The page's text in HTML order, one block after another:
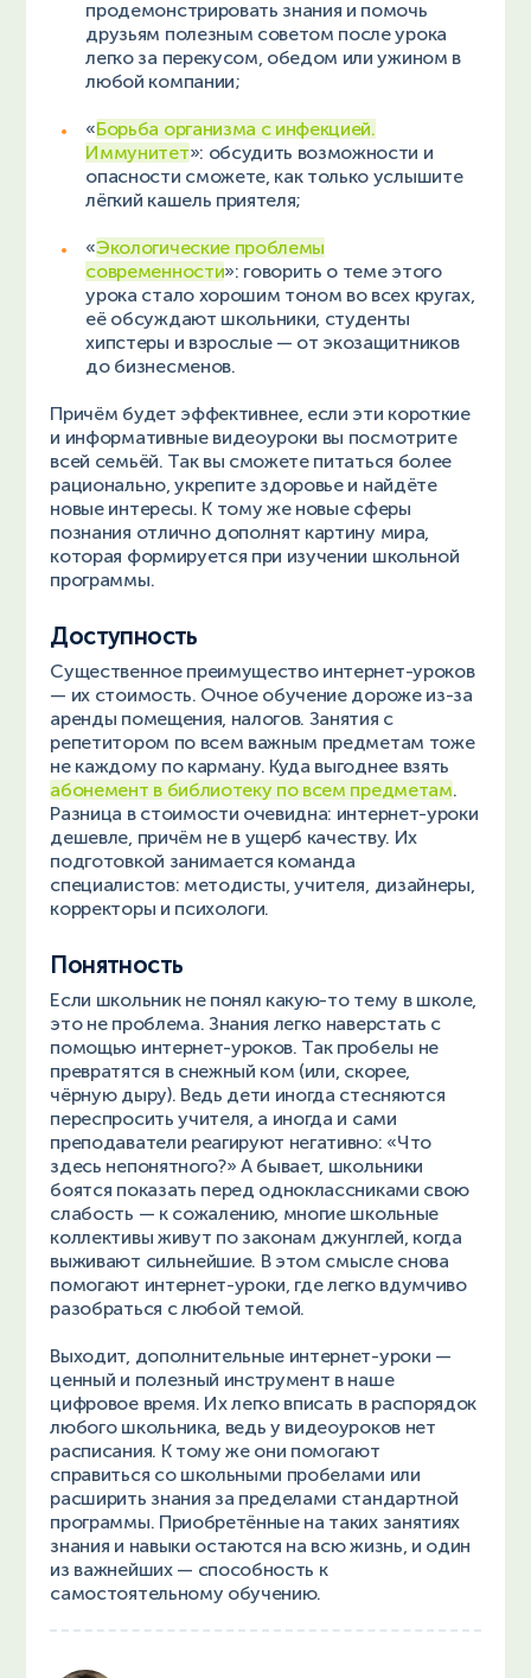
продемонстрировать знания и помочь
друзьям полезным советом после урока
легко за перекусом, обедом или ужином в
любой компании;
«Борьба организма с инфекцией.
Иммунитет»: обсудить возможности и
опасности сможете, как только услышите
лёгкий кашель приятеля;
«Экологические проблемы
современности»: говорить о теме этого
урока стало хорошим тоном во всех кругах,
её обсуждают школьники, студенты
хипстеры и взрослые — от экозащитников
до бизнесменов.
Причём будет эффективнее, если эти короткие
и информативные видеоуроки вы посмотрите
всей семьёй. Так вы сможете питаться более
рационально, укрепите здоровье и найдёте
новые интересы. К тому же новые сферы
познания отлично дополнят картину мира,
которая формируется при изучении школьной
программы.
Доступность
Существенное преимущество интернет-уроков
— их стоимость. Очное обучение дороже из-за
аренды помещения, налогов. Занятия с
репетитором по всем важным предметам тоже
не каждому по карману. Куда выгоднее взять
абонемент в библиотеку по всем предметам.
Разница в стоимости очевидна: интернет-уроки
дешевле, причём не в ущерб качеству. Их
подготовкой занимается команда
специалистов: методисты, учителя, дизайнеры,
корректоры и психологи.
Понятность
Если школьник не понял какую-то тему в школе,
это не проблема. Знания легко наверстать с
помощью интернет-уроков. Так пробелы не
превратятся в снежный ком (или, скорее,
чёрную дыру). Ведь дети иногда стесняются
переспросить учителя, а иногда и сами
преподаватели реагируют негативно: «Что
здесь непонятного?» А бывает, школьники
боятся показать перед одноклассниками свою
слабость — к сожалению, многие школьные
коллективы живут по законам джунглей, когда
выживают сильнейшие. В этом смысле снова
помогают интернет-уроки, где легко вдумчиво
разобраться с любой темой.
Выходит, дополнительные интернет-уроки —
ценный и полезный инструмент в наше
цифровое время. Их легко вписать в распорядок
любого школьника, ведь у видеоуроков нет
расписания. К тому же они помогают
справиться со школьными пробелами или
расширить знания за пределами стандартной
программы. Приобретённые на таких занятиях
знания и навыки остаются на всю жизнь, и один
из важнейших — способность к
самостоятельному обучению.